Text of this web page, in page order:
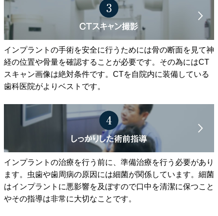
インプラントの手術を安全に行うためには骨の断面を見て神
経の位置や骨量を確認することが必要です。その為にはCT
スキャン画像は絶対条件です。CTを自院内に装備している
歯科医院がよりベストです。
インプラントの治療を行う前に、準備治療を行う必要があり
ます。虫歯や歯周病の原因には細菌が関係しています。細菌
はインプラントに悪影響を及ぼすので口中を清潔に保つこと
やその指導は非常に大切なことです。